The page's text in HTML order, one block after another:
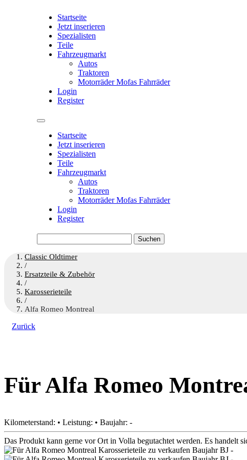
Startseite
Jetzt inserieren
Spezialisten
Teile
Fahrzeugmarkt
Autos
Traktoren
Motorräder Mofas Fahrräder
Login
Register
Startseite
Jetzt inserieren
Spezialisten
Teile
Fahrzeugmarkt
Autos
Traktoren
Motorräder Mofas Fahrräder
Login
Register
nach:
Classic Oldtimer
/
Ersatzteile & Zubehör
/
Karosserieteile
/
Alfa Romeo Montreal
Zurück
Für Alfa Romeo
Kilometerstand: • Leistung: • Baujahr: -
Das Produkt kann gerne vor Ort in Volla begutachtet werden. Es handelt